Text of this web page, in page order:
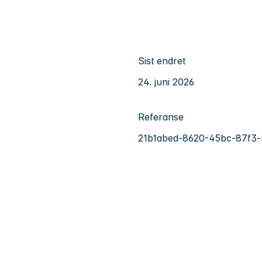
Sist endret
24. juni 2026
Referanse
21b1abed-8620-45bc-